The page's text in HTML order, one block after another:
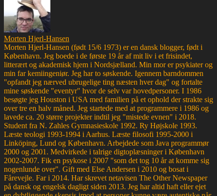
Morten Hjerl-Hansen
Morten Hjerl-Hansen (født 15/6 1973) er en dansk blogger, født i
København. Jeg boede i de første 19 år af mit liv i et frisindet,
litterært og akademisk hjem i Nordsjælland. Min mor er psykiater og
min far kemiingeniør. Jeg har to søskende. Igennem barndommen
"opfandt jeg nærved ubrugelige ting næsten hver dag" og fortalte
mine søskende "eventyr" hvor de selv var hovedpersoner. I 1986
besøgte jeg Houston i USA med familien på et ophold der strakte sig
over tre en halv måned. Jeg startede med at programmere i 1986 og
lavede ca. 20 større projekter indtil jeg "mistede evnen" i 2018.
Student fra N. Zahles Gymnasieskole 1992. Ry Højskole 1993.
Læste teologi 1993-1994 i Aarhus. Læste filosofi 1995-2000 i
Linköping, Lund og København. Arbejdede som Java programmør
2000 og 2001. Medvirkede i talrige digtoplæsninger i København
2002-2007. Fik en psykose i 2007 "som det tog 10 år at komme sig
nogenlunde over". Gift med Else Andersen i 2010 og bosat i
Fårevejle. Far i 2014. Har skrevet netavisen The Other Newspaper
på dansk og engelsk dagligt siden 2013. Jeg har altid haft eller ejet